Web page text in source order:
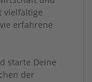
vielfältige
erfahrene
starte Deine
der